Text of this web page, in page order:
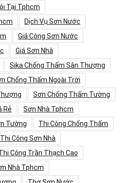
Tại Tphcm
Dịch Vụ Sơn Nước
Giá Công Sơn Nước
Giá Sơn Nhà
Sika Chống Thấm Sân Thượng
Chống Thấm Ngoài Trời
Sơn Chống Thấm Tường
Rẻ
Sơn Nhà Tphcm
Tường
Thi Công Chống Thấm
Thi Công Sơn Nhà
Công Trần Thạch Cao
Nhà Tphcm